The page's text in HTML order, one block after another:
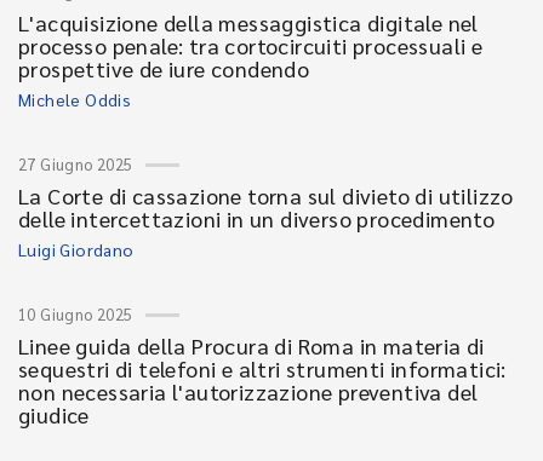
L'acquisizione della messaggistica digitale nel
processo penale: tra cortocircuiti processuali e
prospettive de iure condendo
Michele Oddis
27 Giugno 2025
La Corte di cassazione torna sul divieto di utilizzo
delle intercettazioni in un diverso procedimento
Luigi Giordano
10 Giugno 2025
Linee guida della Procura di Roma in materia di
sequestri di telefoni e altri strumenti informatici:
non necessaria l'autorizzazione preventiva del
giudice